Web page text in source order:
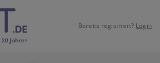
Bereits registriert? Login